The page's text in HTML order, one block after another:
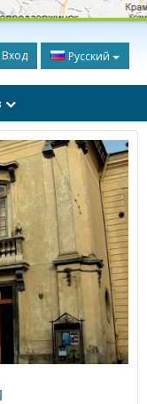
Вход Русский